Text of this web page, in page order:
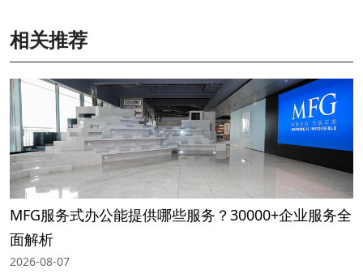
相关推荐
MFG服务式办公能提供哪些服务？30000+企业服务全
面解析
2026-08-07